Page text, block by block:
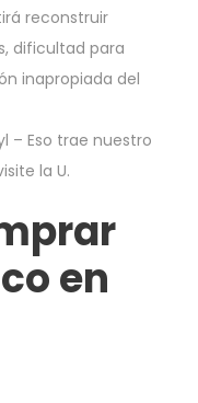
reconstruir
dificultad para
inapropiada del
– Eso trae nuestro
la U.
en